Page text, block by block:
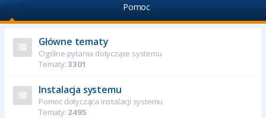
Pomoc
Główne tematy
Ogólne pytania dotyczące systemu
Tematy:3301
Instalacja systemu
Pomoc dotycząca instalacji systemu
Tematy: 2495